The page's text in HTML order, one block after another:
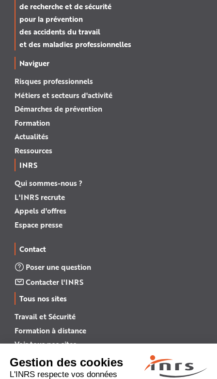
de recherche et de sécurité
pour la prévention
des accidents du travail
et des maladies professionnelles
Naviguer
Risques professionnels
Métiers et secteurs d'activité
Démarches de prévention
Formation
Actualités
Ressources
INRS
Qui sommes-nous ?
L'INRS recrute
Appels d'offres
Espace presse
Contact
Poser une question
Contacter l'INRS
Tous nos sites
Travail et Sécurité
Formation à distance
Voir tous nos sites →
INRS English